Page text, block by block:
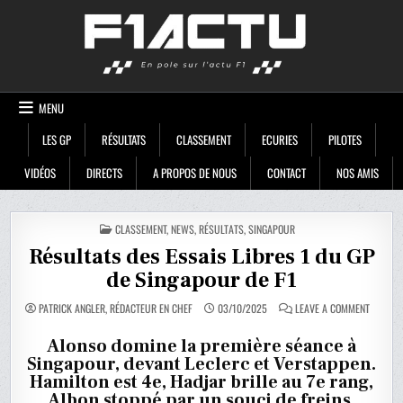
MENU
LES GP
RÉSULTATS CLASSEMENT ECURIES
PILOTES
VIDÉOS
DIRECTS A PROPOS DE NOUS CONTACT NOS AMIS
POSTED
IN
CLASSEMENT,NEWS,RÉSULTATS,SINGAPOUR
Résultats des Essais Libres 1 du GP
de Singapour de F1
PATRICK ANGLER, RÉDACTEUR EN CHEF 03/10/2025 LEAVE A COMMENTON
1
DU
GP
DE
Alonso domine la première séance à
Singapour, devant Leclerc et Verstappen.
Hamilton est 4e, Hadjar brille au 7e rang,